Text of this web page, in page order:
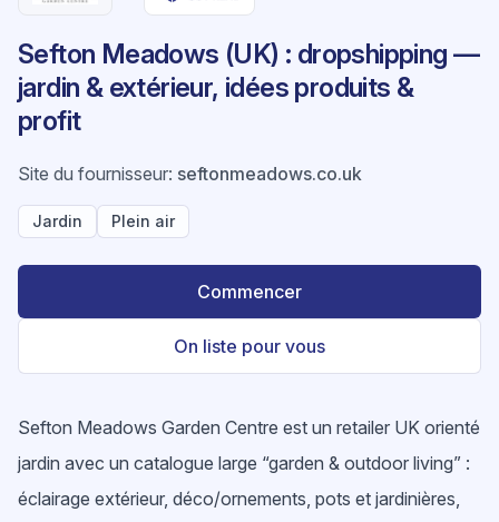
Sefton Meadows (UK) : dropshipping —
jardin & extérieur, idées produits &
profit
Site du fournisseur: seftonmeadows.co.uk
Jardin Plein air
Commencer
On liste pour vous
Sefton Meadows Garden Centre est un retailer UK orienté
jardin avec un catalogue large “garden & outdoor living” :
éclairage extérieur, déco/ornements, pots et jardinières,